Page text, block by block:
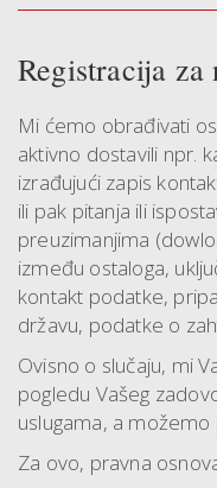
Registracija za
Mi ćemo obrađivati
aktivno dostavili npr.
izrađujući zapis
ili pak pitanja ili
preuzimanjima
između ostaloga,
kontakt podatke,
državu, podatke o
Ovisno o slučaju, mi
pogledu Vašeg
uslugama, a
Za ovo, pravna